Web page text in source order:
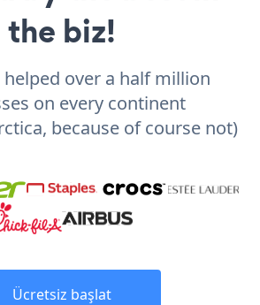
the biz!
helped over a half million
on every continent
because of course not)
Ücretsiz başlat